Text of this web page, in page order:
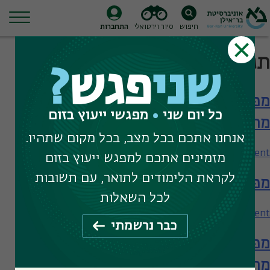
Skip
to
חיפוש סיור וירטואלי התחברות
תגית חיפוש:
מפגש עם המחלקה לניהול – תארים
מתקדמים
Leave a Comment
on
עם
המחלקה
תארים
מפגש עם המחלקה לניהול
Leave a Comment
on
מפגש
מפגש עם המחלקה לניהול – תארים
מתקדמים
שניפגש?
כל יום שני מפגשי ייעוץ בזום
אנחנו אתכם בכל מצב, בכל מקום שתהיו.
מזמינים אתכם למפגש ייעוץ בזום
לקראת הלימודים לתואר, עם תשובות
לכל השאלות
כבר נרשמתי